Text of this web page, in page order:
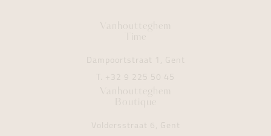
Vanhoutteghem
Time
Dampoortstraat 1, Gent
T. +32 9 225 50 45
Vanhoutteghem
Boutique
Voldersstraat 6, Gent